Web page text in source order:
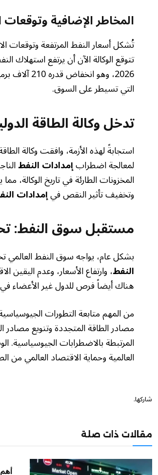
المخاطر الإضافية
تُشكل أسعار النفط المرتفعة وتوقعات
2026، وهو
التي تسيطر على السوق.
تدخل وكالة الطاقة
لمعالجة اضطرابإمدادات النفط
المخزونات الطارئة في تاريخ الوكالة،
وتخفيف تأثير النقص فيإمدادات
مستقبل سوق النفط:
بشكل عام، يواجه سوق النفط
النفط، وارتفاع الأسعار، وعدم
هناك أيضاً فرص للدول غير الأعضاء في
من المهم متابعة التطورات
مصادر الطاقة المتجددة وتنويع مصادر
المرتبطة بالاضطرابات الجيوسياسية.
العالمية وحماية الاقتصاد العالمي من
شاركها.
مقالات ذات صلة